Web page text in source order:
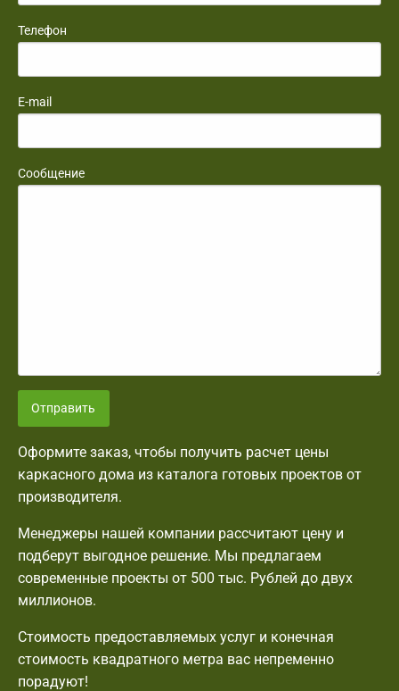
Телефон
E-mail
Сообщение
Отправить
Оформите заказ, чтобы получить расчет цены
каркасного дома из каталога готовых проектов от
производителя.
Менеджеры нашей компании рассчитают цену и
подберут выгодное решение. Мы предлагаем
современные проекты от 500 тыс. Рублей до двух
миллионов.
Стоимость предоставляемых услуг и конечная
стоимость квадратного метра вас непременно
порадуют!